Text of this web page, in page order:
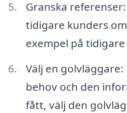
Granska
tidigare kunders
exempel på
Välj en
behov och den
fått, välj den